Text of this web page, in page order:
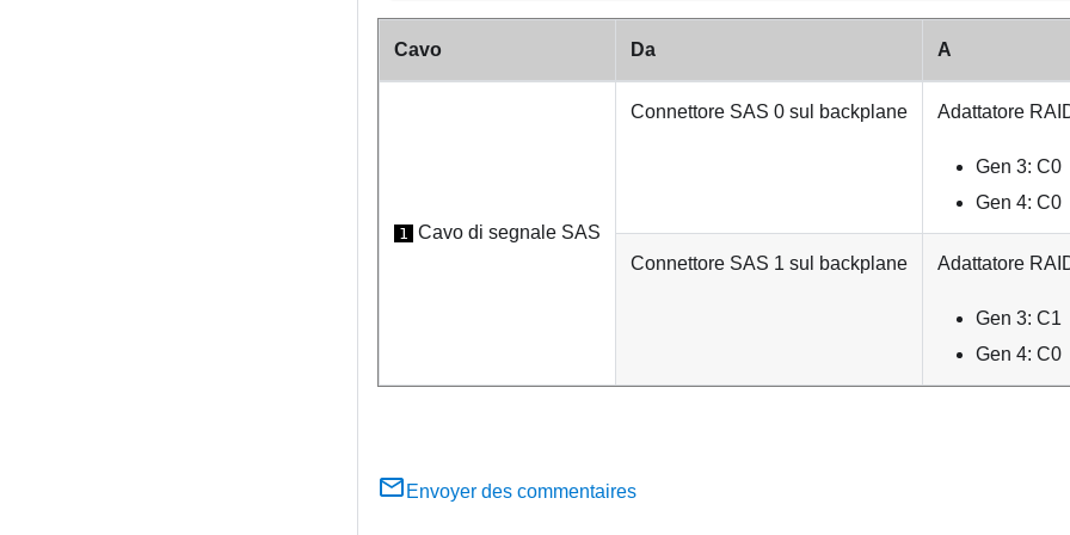
Cavo Da A
1 Cavo di segnale SAS
Connettore SAS 0 sul backplane Adattatore
Gen 3: C0
Gen 4: C0
Connettore SAS 1 sul backplane Adattatore
Gen 3: C1
Gen 4: C0
Envoyer des commentaires